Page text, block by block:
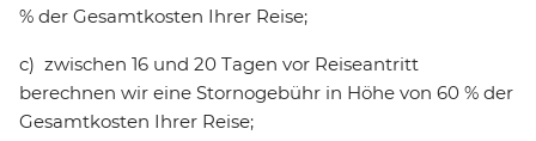
% der Gesamtkosten Ihrer Reise;
c) zwischen 16 und 20 Tagen vor Reiseantritt
berechnen wir eine Stornogebühr in Höhe von 60 % der
Gesamtkosten Ihrer Reise;